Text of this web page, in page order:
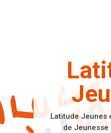
Latitude Jeunes
de